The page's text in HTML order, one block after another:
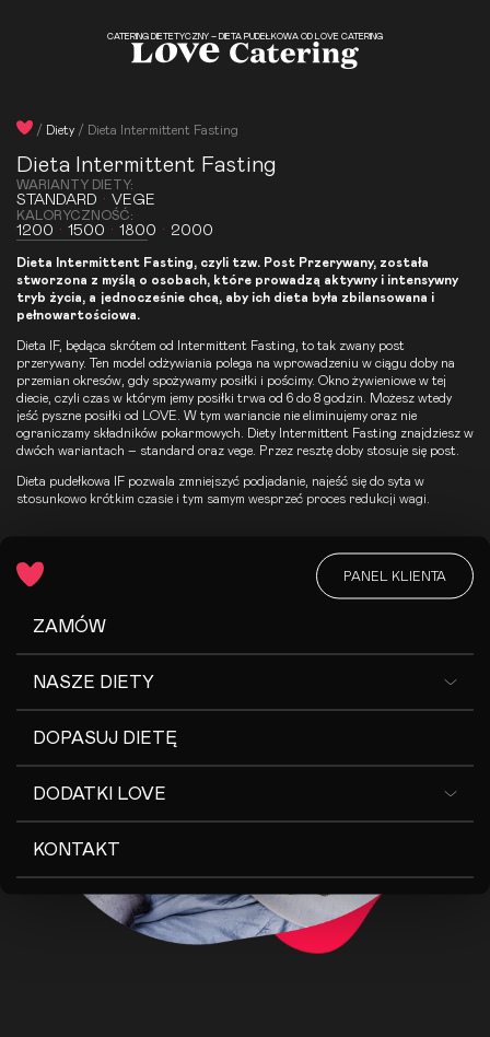
CATERING DIETETYCZNY – DIETA PUDEŁKOWA OD LOVE CATERING
/ Diety / Dieta Intermittent Fasting
Dieta Intermittent Fasting
WARIANTY DIETY:
STANDARD · VEGE
KALORYCZNOŚĆ:
1200 · 1500 · 1800 · 2000
Dieta Intermittent Fasting, czyli tzw. Post Przerywany, została
stworzona z myślą o osobach, które prowadzą aktywny i intensywny
tryb życia, a jednocześnie chcą, aby ich dieta była zbilansowana i
pełnowartościowa.
Dieta IF, będąca skrótem od Intermittent Fasting, to tak zwany post
przerywany. Ten model odżywiania polega na wprowadzeniu w ciągu doby na
przemian okresów, gdy spożywamy posiłki i pościmy. Okno żywieniowe w tej
diecie, czyli czas w którym jemy posiłki trwa od 6 do 8 godzin. Możesz wtedy
jeść pyszne posiłki od LOVE. W tym wariancie nie eliminujemy oraz nie
ograniczamy składników pokarmowych.
Diety Intermittent Fasting znajdziesz w
dwóch wariantach – standard oraz vege. Przez resztę doby stosuje się post.
Dieta pudełkowa IF pozwala zmniejszyć podjadanie, najeść się do syta w
stosunkowo krótkim czasie i tym samym wesprzeć proces redukcji wagi.
PRZEJDŹ DO ZAMÓWIENIA
PANEL KLIENTA
ZAMÓW
NASZE DIETY
DOPASUJ DIETĘ
DODATKI LOVE
KONTAKT